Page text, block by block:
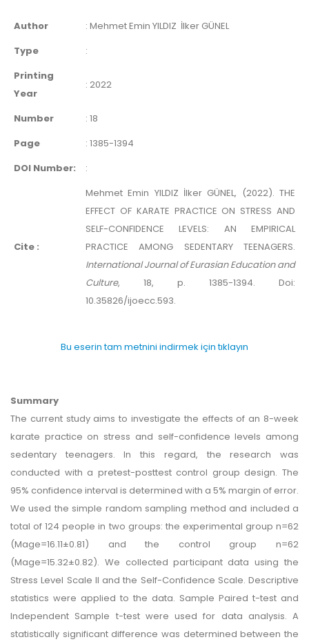
Author : Mehmet Emin YILDIZ İlker GÜNEL
Type
:
Printing
Year
: 2022
Number : 18
Page
: 1385-1394
DOI Number:
:
Cite :
Mehmet Emin YILDIZ İlker GÜNEL, (2022). THE
EFFECT OF KARATE PRACTICE ON STRESS AND
SELF-CONFIDENCE LEVELS: AN EMPIRICAL
PRACTICE AMONG SEDENTARY TEENAGERS.
International Journal of Eurasian Education and
Culture, 18, p. 1385-1394. Doi:
10.35826/ijoecc.593.
Bu eserin tam metnini indirmek için tıklayın
Summary
The current study aims to investigate the effects of an 8-week
karate practice on stress and self-confidence levels among
sedentary teenagers. In this regard, the research was
conducted with a pretest-posttest control group design. The
95% confidence interval is determined with a 5% margin of error.
We used the simple random sampling method and included a
total of 124 people in two groups: the experimental group n=62
(Mage=16.11±0.81) and the control group n=62
(Mage=15.32±0.82). We collected participant data using the
Stress Level Scale II and the Self-Confidence Scale. Descriptive
statistics were applied to the data. Sample Paired t-test and
Independent Sample t-test were used for data analysis. A
statistically significant difference was determined between the